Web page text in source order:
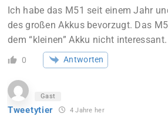
Ich habe das M51 seit einem Jahr
des großen Akkus bevorzugt. Das
dem “kleinen” Akku nicht interessant.
0 Antworten
Gast
Tweetytier 4 Jahre her